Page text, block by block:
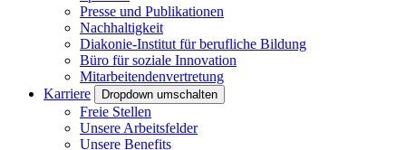
Presse und Publikationen
Nachhaltigkeit
Diakonie-Institut für berufliche Bildung
Büro für soziale Innovation
Mitarbeitendenvertretung
Karriere
Dropdown umschalten
Freie Stellen
Unsere Arbeitsfelder
Unsere Benefits